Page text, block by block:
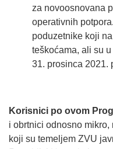
za novoosnovana
operativnih
poduzetnike koji
teškoćama, ali su
31. prosinca 2021.
Korisnici po ovom
i obrtnici odnosno
koji su temeljem ZVU